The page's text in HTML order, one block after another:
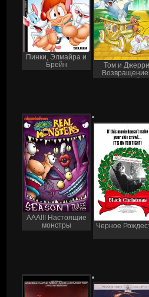
Пинки, Элмайра и
Брейн
Том и
Возвращение
страну Оз
ААА!!! Настоящие
монстры
Черное